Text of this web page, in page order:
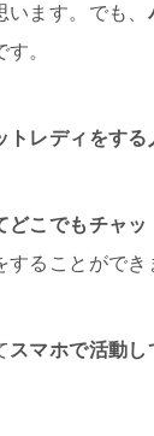
ンを使って、映
...
ます。でも、
す。
トレディをする
どこでもチャッ
ることができ
スマホで活動